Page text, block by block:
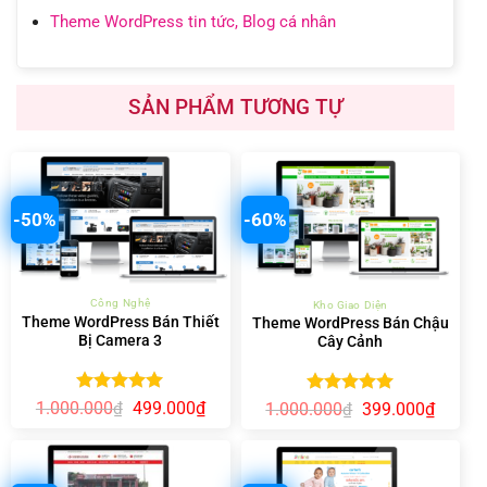
Theme WordPress tin tức, Blog cá nhân
SẢN PHẨM TƯƠNG TỰ
-50%
Công Nghệ
Theme WordPress Bán Thiết
Bị Camera 3
Được xếp
1.000.000₫ Giá
1.000.000₫.
499.000₫Giá
hiện
499.000₫.
-60%
Kho Giao Diện
Theme WordPress Bán Chậu
Cây Cảnh
Được xếp
1.000.000₫ Giá
1.000.000₫.
399.000₫Giá
hiện